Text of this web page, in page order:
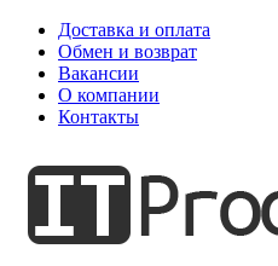
Доставка и оплата
Обмен и возврат
Вакансии
О компании
Контакты